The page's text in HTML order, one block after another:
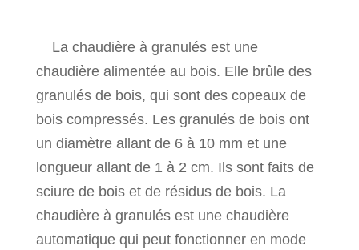
La chaudière à granulés est une
chaudière alimentée au bois. Elle brûle des
granulés de bois, qui sont des copeaux de
bois compressés. Les granulés de bois ont
un diamètre allant de 6 à 10 mm et une
longueur allant de 1 à 2 cm. Ils sont faits de
sciure de bois et de résidus de bois. La
chaudière à granulés est une chaudière
automatique qui peut fonctionner en mode